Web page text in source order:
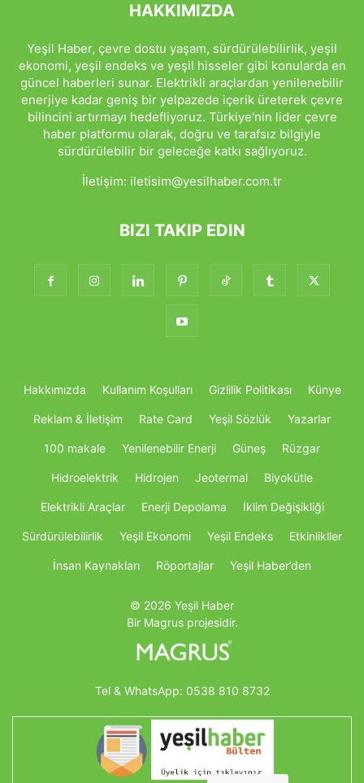
HAKKIMIZDA
Yeşil Haber, çevre dostu yaşam, sürdürülebilirlik, yeşil
ekonomi, yeşil endeks ve yeşil hisseler gibi konularda en
güncel haberleri sunar. Elektrikli araçlardan yenilenebilir
enerjiye kadar geniş bir yelpazede içerik üreterek çevre
bilincini artırmayı hedefliyoruz. Türkiye'nin lider çevre
haber platformu olarak, doğru ve tarafsız bilgiyle
sürdürülebilir bir geleceğe katkı sağlıyoruz.
İletişim: iletisim@yesilhaber.com.tr
BIZI TAKIP EDIN
Hakkımızda Kullanım Koşulları Gizlilik Politikası Künye
Reklam & İletişim Rate Card Yeşil Sözlük Yazarlar
100 makale Yenilenebilir Enerji Güneş Rüzgar
Hidroelektrik Hidrojen Jeotermal Biyokütle
Elektrikli Araçlar Enerji Depolama İklim Değişikliği
Sürdürülebilirlik Yeşil Ekonomi Yeşil Endeks Etkinlikller
İnsan Kaynakları Röportajlar Yeşil Haber’den
© 2026 Yeşil Haber
Bir Magrus projesidir.
Tel & WhatsApp: 0538 810 8732